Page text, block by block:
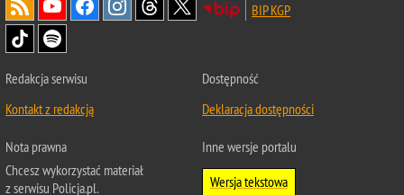
BIP KGP
Redakcja serwisu
Kontakt z redakcją
Dostępność
Deklaracja dostępności
Nota prawna
Chcesz wykorzystać materiał
z serwisu Policja.pl.
Inne wersje portalu
Wersja tekstowa